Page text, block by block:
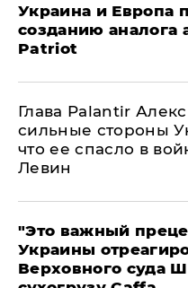
Украина и Европа
созданию аналога
Patriot
Глава Palantir
сильные стороны
что ее спасло в
Левин
"Это важный
Украины
Верховного суда